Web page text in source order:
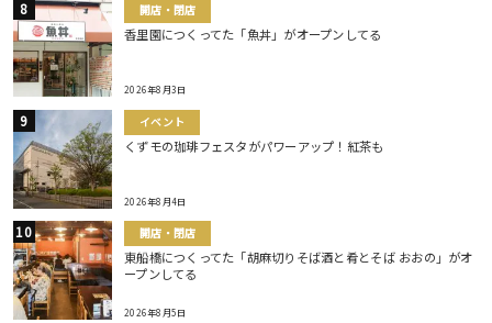
開店・閉店
香里園につくってた「魚丼」がオープンしてる
2026年8月3日
イベント
くずモの珈琲フェスタがパワーアップ！紅茶も
2026年8月4日
開店・閉店
東船橋につくってた「胡麻切りそば酒と肴とそば おおの」がオ
ープンしてる
2026年8月5日